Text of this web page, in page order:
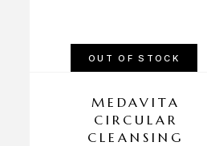
OUT OF STOCK
MEDAVITA
CIRCULAR
CLEANSING